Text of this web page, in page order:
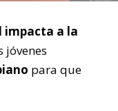
impacta a la
jóvenes
para que